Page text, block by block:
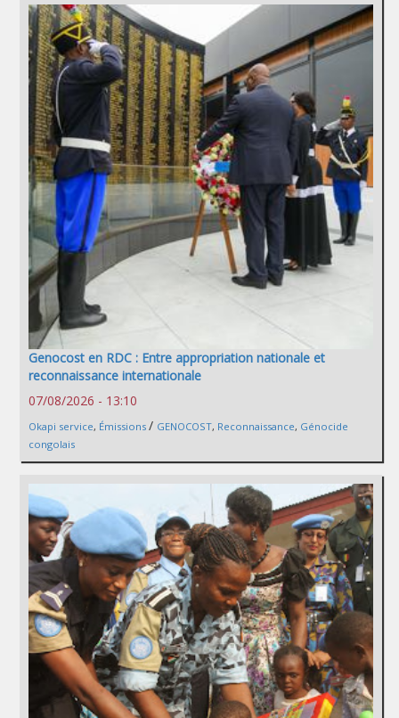
Genocost en RDC : Entre appropriation nationale et
reconnaissance internationale
07/08/2026 - 13:10
Okapi service, Émissions / GENOCOST, Reconnaissance, Génocide
congolais